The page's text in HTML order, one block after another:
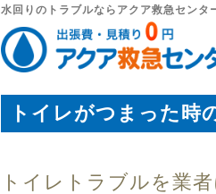
水回りのトラブルならアクア救急セン
トイレがつまった時
トイレトラブルを業